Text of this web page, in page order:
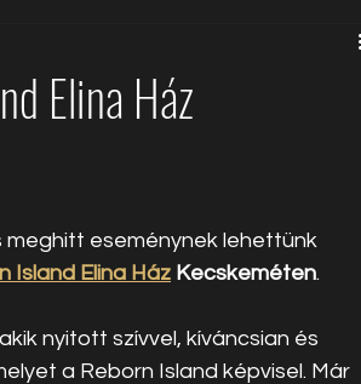
Elina Ház
meghitt eseménynek lehettünk
Island Elina Ház Kecskeméten.
nyitott szívvel, kíváncsian és
a Reborn Island képvisel. Már